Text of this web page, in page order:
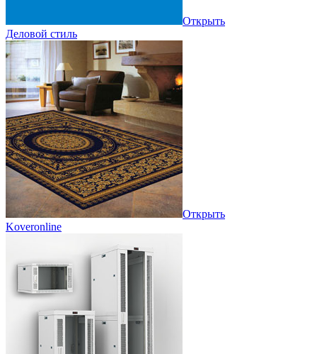
Открыть
Деловой стиль
Открыть
Koveronline